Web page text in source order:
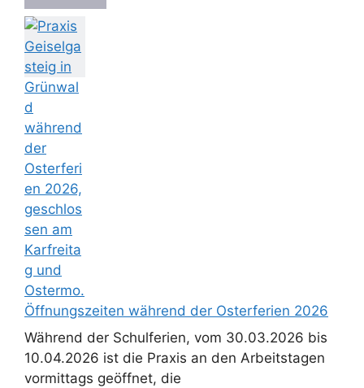
Öffnungszeiten während der Osterferien 2026
Während der Schulferien, vom 30.03.2026 bis
10.04.2026 ist die Praxis an den Arbeitstagen
vormittags geöffnet, die